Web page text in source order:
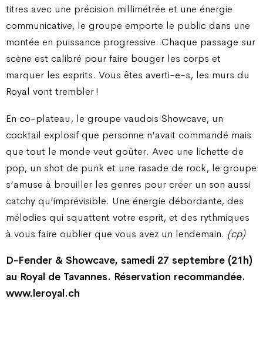
titres avec une précision millimétrée et une énergie
communicative, le groupe emporte le public dans une
montée en puissance progressive. Chaque passage sur
scène est calibré pour faire bouger les corps et
marquer les esprits. Vous êtes averti-e-s, les murs du
Royal vont trembler !
En co-plateau, le groupe vaudois Showcave, un
cocktail explosif que personne n’avait commandé mais
que tout le monde veut goûter. Avec une lichette de
pop, un shot de punk et une rasade de rock, le groupe
s’amuse à brouiller les genres pour créer un son aussi
catchy qu’imprévisible. Une énergie débordante, des
mélodies qui squattent votre esprit, et des rythmiques
à vous faire oublier que vous avez un lendemain. (cp)
D-Fender & Showcave, samedi 27 septembre (21h)
au Royal de Tavannes. Réservation recommandée.
www.leroyal.ch